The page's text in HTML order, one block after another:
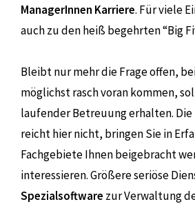
ManagerInnen Karriere. Für viele
auch zu den heiß begehrten “Big
Bleibt nur mehr die Frage offen,
möglichst rasch voran kommen,
laufender Betreuung erhalten.
reicht hier nicht, bringen Sie in
Fachgebiete Ihnen beigebracht
interessieren. Größere seriöse
Spezialsoftware zur Verwaltung